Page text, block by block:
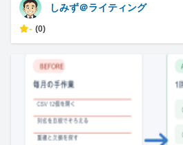
しみず＠ライティング
- (0)